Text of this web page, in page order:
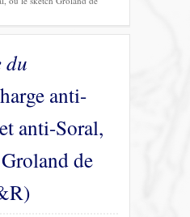
du
anti-
anti-Soral,
de